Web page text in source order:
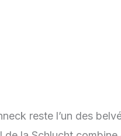
reste l’un des